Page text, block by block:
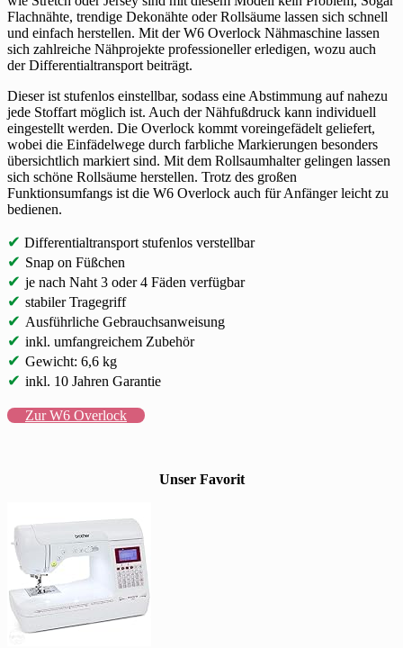
Flachnähte, trendige Dekonähte oder Rollsäume lassen sich schnell
und einfach herstellen. Mit der W6 Overlock Nähmaschine lassen
sich zahlreiche Nähprojekte professioneller erledigen, wozu auch
der Differentialtransport beiträgt.
Dieser ist stufenlos einstellbar, sodass eine Abstimmung auf nahezu
jede Stoffart möglich ist. Auch der Nähfußdruck kann individuell
eingestellt werden. Die Overlock kommt voreingefädelt geliefert,
wobei die Einfädelwege durch farbliche Markierungen besonders
übersichtlich markiert sind. Mit dem Rollsaumhalter gelingen lassen
sich schöne Rollsäume herstellen. Trotz des großen
Funktionsumfangs ist die W6 Overlock auch für Anfänger leicht zu
bedienen.
✔ Differentialtransport stufenlos verstellbar
✔ Snap on Füßchen
✔ je nach Naht 3 oder 4 Fäden verfügbar
✔ stabiler Tragegriff
✔ Ausführliche Gebrauchsanweisung
✔ inkl. umfangreichem Zubehör
✔ Gewicht: 6,6 kg
✔ inkl. 10 Jahren Garantie
Zur W6 Overlock
Unser Favorit